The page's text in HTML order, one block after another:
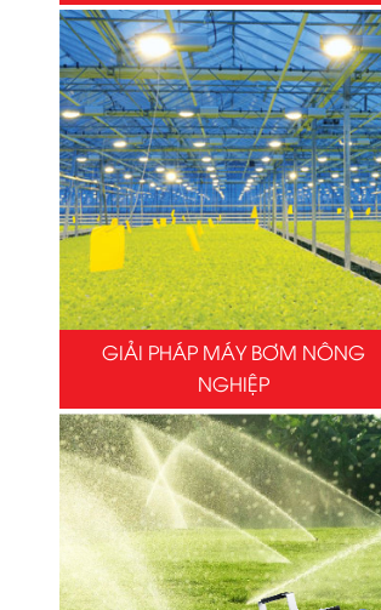
GIẢI PHÁP MÁY BƠM NÔNG
NGHIỆP